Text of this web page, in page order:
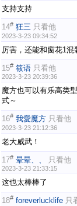
支持支持
14# 狂三 只看他
2023-3-23 09:34:52
厉害，还能和窗花1混
15# 筱语 只看他
2023-3-23 20:39:36
魔方也可以有乐高类
式～
16# 我愛魔方 只看他
2023-3-23 21:12:36
老大威武！
17# 晕晕、、 只看他
2023-3-23 21:33:15
这也太棒棒了
18# foreverlucklife 只